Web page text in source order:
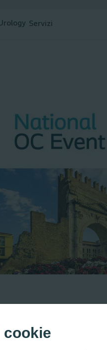
cookie
Servizi
un tema
, presentato nel corso